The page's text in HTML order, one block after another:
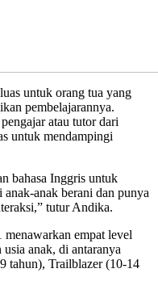
untuk orang tua yang
pembelajarannya.
atau tutor dari
untuk mendampingi
bahasa Inggris untuk
anak berani dan punya
tutur Andika.
menawarkan empat level
usia anak, di antaranya
tahun), Trailblazer (10-14